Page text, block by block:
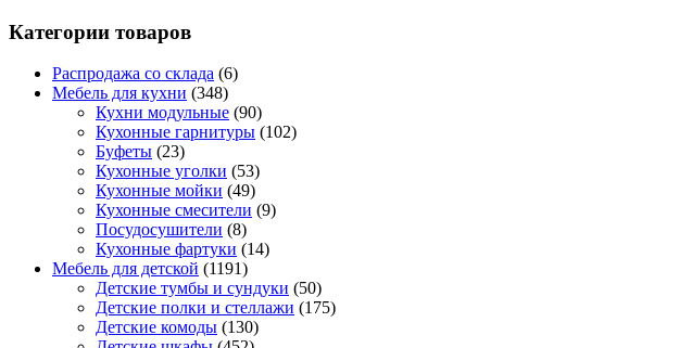
Категории товаров
Распродажа со склада (6)
Мебель для кухни (348)
Кухни модульные (90)
Кухонные гарнитуры (102)
Буфеты (23)
Кухонные уголки (53)
Кухонные мойки (49)
Кухонные смесители (9)
Посудосушители (8)
Кухонные фартуки (14)
Мебель для детской (1191)
Детские тумбы и сундуки (50)
Детские полки и стеллажи (175)
Детские комоды (130)